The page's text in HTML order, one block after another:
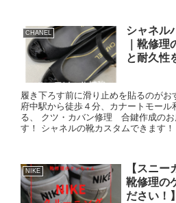
CHANEL
シャネル
｜靴修
と耐久性
履き下ろす前に滑り止めを貼るのが
府中駅から徒歩４分、カナートモール
る、 クツ・カバン修理 合鍵作成の
す！ シャネルの靴カスタムできます！
NIKE
【スニ
靴修理の
ださい！】